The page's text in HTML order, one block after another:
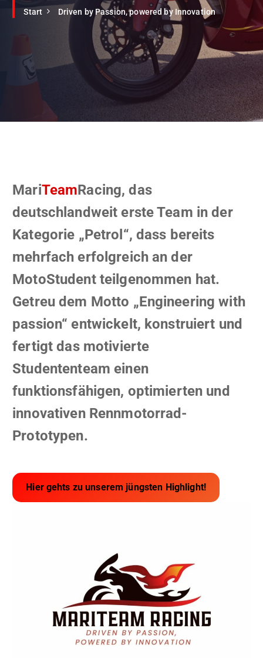
Start Driven by Passion, powered by Innovation
MariTeamRacing, das
deutschlandweit erste Team in der
Kategorie „Petrol“, dass bereits
mehrfach erfolgreich an der
MotoStudent teilgenommen hat.
Getreu dem Motto „Engineering with
passion“ entwickelt, konstruiert und
fertigt das motivierte
Studententeam einen
funktionsfähigen, optimierten und
innovativen Rennmotorrad-
Prototypen.
Hier gehts zu unserem jüngsten Highlight!